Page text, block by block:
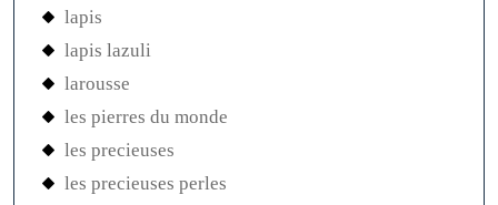
lapis
lapis lazuli
larousse
les pierres du monde
les precieuses
les precieuses perles